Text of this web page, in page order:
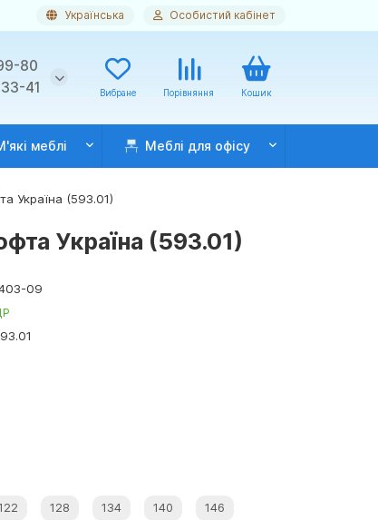
Українська Особистий кабінет
80
41
Вибране Порівняння Кошик
меблі Меблі для офісу
Україна (593.01)
Україна (593.01)
09
128 134 140 146